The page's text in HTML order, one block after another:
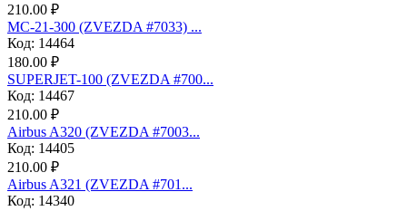
210.00 ₽
МС-21-300 (ZVEZDA #7033) ...
Код: 14464
180.00 ₽
SUPERJET-100 (ZVEZDA #700...
Код: 14467
210.00 ₽
Аirbus A320 (ZVEZDA #7003...
Код: 14405
210.00 ₽
Аirbus A321 (ZVEZDA #701...
Код: 14340